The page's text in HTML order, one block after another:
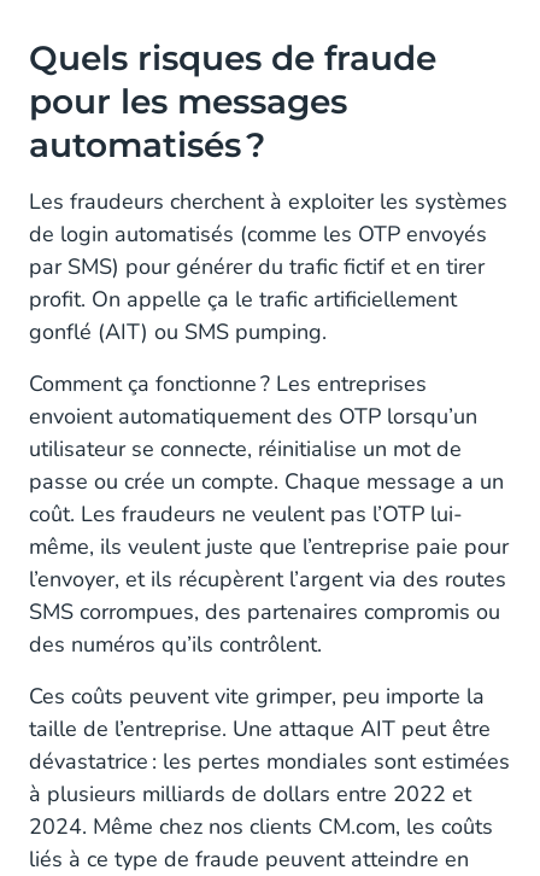
Quels risques de fraude
pour les messages
automatisés ?
Les fraudeurs cherchent à exploiter les systèmes
de login automatisés (comme les OTP envoyés
par SMS) pour générer du trafic fictif et en tirer
profit. On appelle ça le trafic artificiellement
gonflé (AIT) ou SMS pumping.
Comment ça fonctionne ? Les entreprises
envoient automatiquement des OTP lorsqu’un
utilisateur se connecte, réinitialise un mot de
passe ou crée un compte. Chaque message a un
coût. Les fraudeurs ne veulent pas l’OTP lui-
même, ils veulent juste que l’entreprise paie pour
l’envoyer, et ils récupèrent l’argent via des routes
SMS corrompues, des partenaires compromis ou
des numéros qu’ils contrôlent.
Ces coûts peuvent vite grimper, peu importe la
taille de l’entreprise. Une attaque AIT peut être
dévastatrice : les pertes mondiales sont estimées
à plusieurs milliards de dollars entre 2022 et
2024. Même chez nos clients CM.com, les coûts
liés à ce type de fraude peuvent atteindre en